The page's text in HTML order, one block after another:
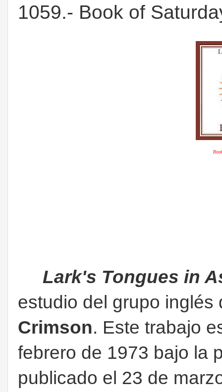
1059.- Book of
Lark's Tongues in
estudio del grupo
Crimson. Este trabajo
febrero de 1973 bajo la
publicado el 23 de